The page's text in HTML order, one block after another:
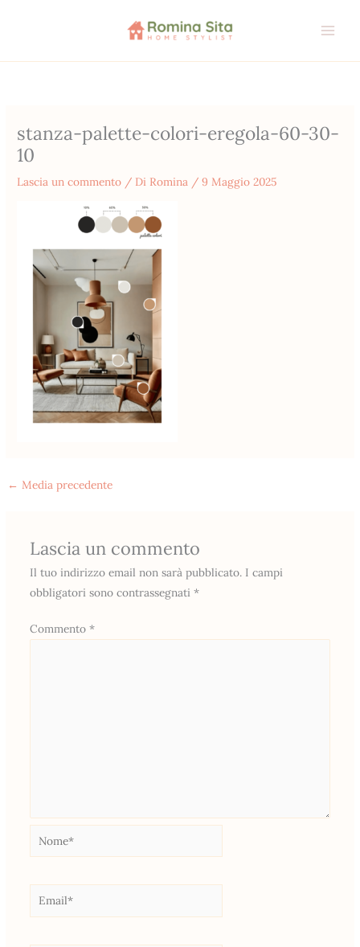
stanza-palette-colori-eregola-60-30-
10
Lascia un commento / Di Romina /9 Maggio 2025
← Media precedente
Lascia un commento
Il tuo indirizzo email non sarà pubblicato. I campi
obbligatori sono contrassegnati *
Commento *
Nome*
Email*